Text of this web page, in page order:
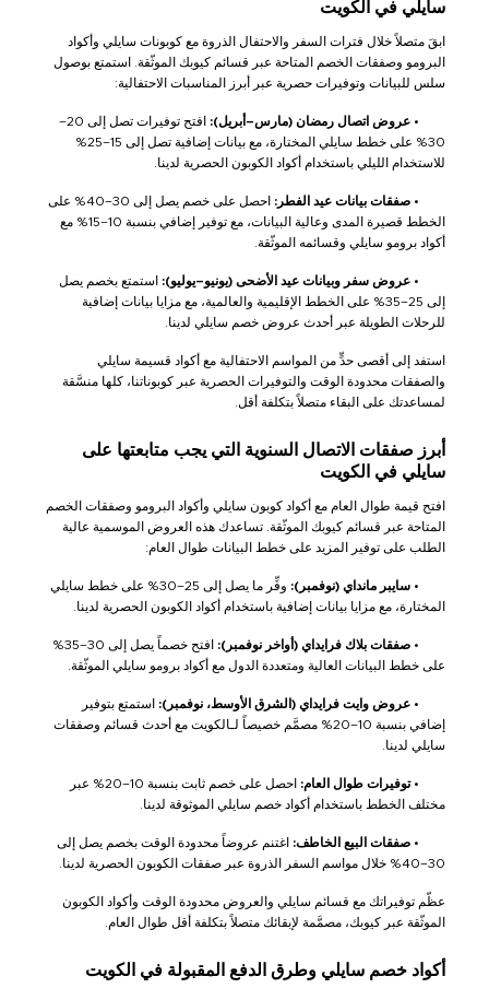
سايلي في الكويت
ابقَ متصلاً خلال فترات السفر والاحتفال الذروة مع كوبونات سايلي وأكواد
البرومو وصفقات الخصم المتاحة عبر قسائم كيوبك الموثّقة. استمتع بوصول
سلس للبيانات وتوفيرات حصرية عبر أبرز المناسبات الاحتفالية:
• عروض اتصال رمضان (مارس–أبريل):
افتح توفيرات تصل إلى 20–
30% على خطط سايلي المختارة، مع بيانات إضافية تصل إلى 15–25%
للاستخدام الليلي باستخدام أكواد الكوبون الحصرية لدينا.
• صفقات بيانات عيد الفطر:
احصل على خصم يصل إلى 30–40% على
الخطط قصيرة المدى وعالية البيانات، مع توفير إضافي بنسبة 10–15% مع
أكواد برومو سايلي وقسائمه الموثّقة.
• عروض سفر وبيانات عيد الأضحى (يونيو–يوليو):
استمتع بخصم يصل
إلى 25–35% على الخطط الإقليمية والعالمية، مع مزايا بيانات إضافية
للرحلات الطويلة عبر أحدث عروض خصم سايلي لدينا.
استفد إلى أقصى حدٍّ من المواسم الاحتفالية مع أكواد قسيمة سايلي
والصفقات محدودة الوقت والتوفيرات الحصرية عبر كوبوناتنا، كلها منسَّقة
لمساعدتك على البقاء متصلاً بتكلفة أقل.
أبرز صفقات الاتصال السنوية التي يجب متابعتها على
سايلي في الكويت
افتح قيمة طوال العام مع أكواد كوبون سايلي وأكواد البرومو وصفقات الخصم
المتاحة عبر قسائم كيوبك الموثّقة. تساعدك هذه العروض الموسمية عالية
الطلب على توفير المزيد على خطط البيانات طوال العام:
• سايبر مانداي (نوفمبر):
وفِّر ما يصل إلى 25–30% على خطط سايلي
المختارة، مع مزايا بيانات إضافية باستخدام أكواد الكوبون الحصرية لدينا.
• صفقات بلاك فرايداي (أواخر نوفمبر):
افتح خصماً يصل إلى 30–35%
على خطط البيانات العالية ومتعددة الدول مع أكواد برومو سايلي الموثّقة.
• عروض وايت فرايداي (الشرق الأوسط، نوفمبر):
استمتع بتوفير
إضافي بنسبة 10–20% مصمَّم خصيصاً لـالكويت مع أحدث قسائم وصفقات
سايلي لدينا.
•توفيرات طوال العام:
احصل على خصم ثابت بنسبة 10–20% عبر
مختلف الخطط باستخدام أكواد خصم سايلي الموثوقة لدينا.
• صفقات البيع الخاطف: اغتنم عروضاً محدودة الوقت بخصم يصل إلى
30–40% خلال مواسم السفر الذروة عبر صفقات الكوبون الحصرية لدينا.
عظّم توفيراتك مع قسائم سايلي والعروض محدودة الوقت وأكواد الكوبون
الموثّقة عبر كيوبك، مصمَّمة لإبقائك متصلاً بتكلفة أقل طوال العام.
أكواد خصم سايلي وطرق الدفع المقبولة في الكويت